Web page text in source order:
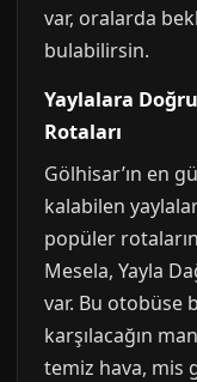
var, oralarda
bulabilirsin.
Yaylalara
Rotaları
Gölhisar’ın en
kalabilen
popüler
Mesela, Yayla
var. Bu otobüse
karşılacağın
temiz hava, mis